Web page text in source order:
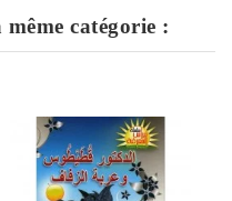
catégorie :